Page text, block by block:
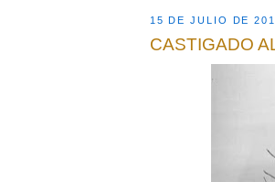
15 DE JULIO DE
CASTIGADO